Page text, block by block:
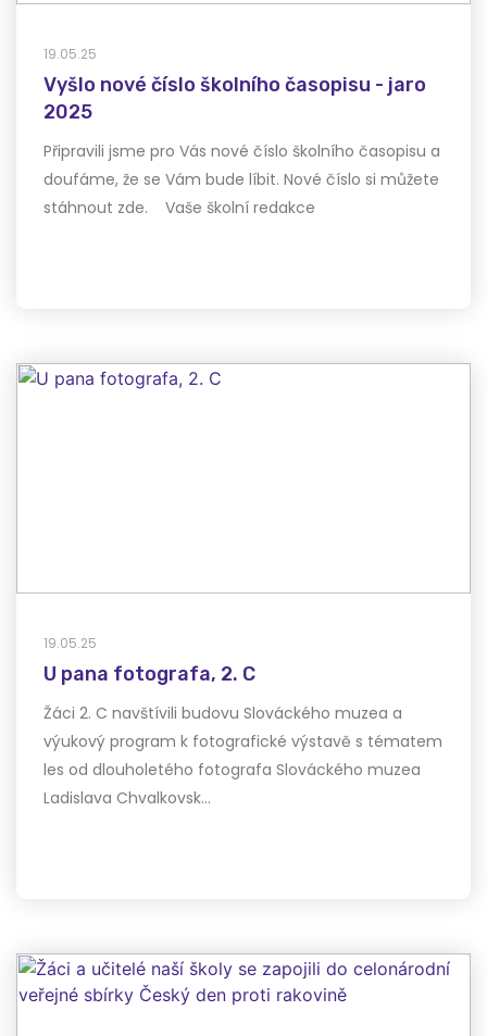
19.05.25
Vyšlo nové číslo školního časopisu - jaro
2025
Připravili jsme pro Vás nové číslo školního časopisu a
doufáme, že se Vám bude líbit. Nové číslo si můžete
stáhnout zde. Vaše školní redakce
19.05.25
U pana fotografa, 2. C
Žáci 2. C navštívili budovu Slováckého muzea a
výukový program k fotografické výstavě s tématem
les od dlouholetého fotografa Slováckého muzea
Ladislava Chvalkovsk…